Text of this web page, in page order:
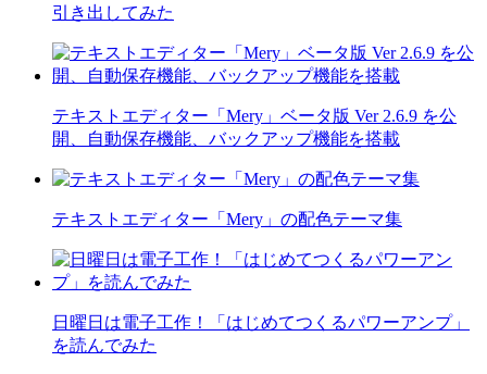
引き出してみた
テキストエディター「Mery」ベータ版 Ver 2.6.9 を公
開、自動保存機能、バックアップ機能を搭載
テキストエディター「Mery」の配色テーマ集
日曜日は電子工作！「はじめてつくるパワーアンプ」
を読んでみた